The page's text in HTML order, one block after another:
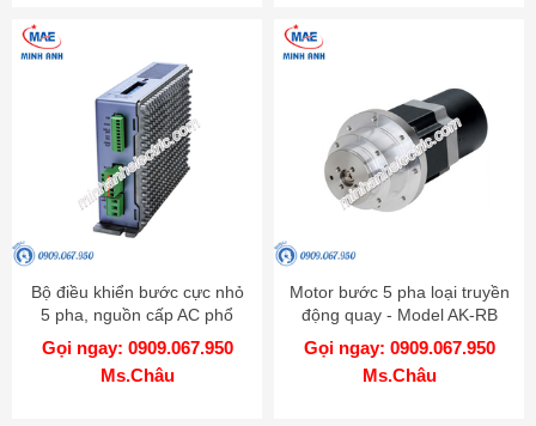
Bộ điều khiển bước cực nhỏ
5 pha, nguồn cấp AC phổ
biến - Model MD5-HF28
Gọi ngay: 0909.067.950
Ms.Châu
Motor bước 5 pha loại truyền
động quay - Model AK-RB
Gọi ngay: 0909.067.950
Ms.Châu